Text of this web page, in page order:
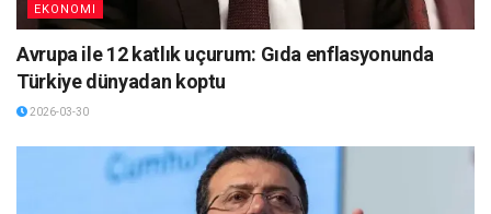
EKONOMI
Avrupa ile 12 katlık uçurum: Gıda enflasyonunda
Türkiye dünyadan koptu
2026-03-30